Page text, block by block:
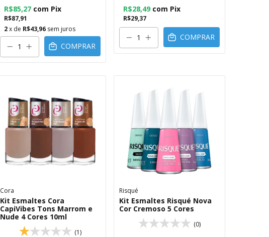
R$87,91
R$85,27 com Pix
2x de R$43,96 sem juros
COMPRAR
R$29,37
R$28,49 com Pix
COMPRAR
Cora
Kit Esmaltes Cora
CapiVibes Tons Marrom e
Nude 4 Cores 10ml
(1)
Risqué
Kit Esmaltes Risqué Nova
Cor Cremoso 5 Cores
(0)